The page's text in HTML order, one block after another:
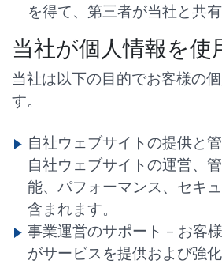
を得て、第三者が当社と共有
当社が個人情報を使
当社は以下の目的でお客様の
す。
自社ウェブサイトの提供と
自社ウェブサイトの運営、
能、パフォーマンス、セキ
含まれます。
事業運営のサポート – お客
がサービスを提供および強